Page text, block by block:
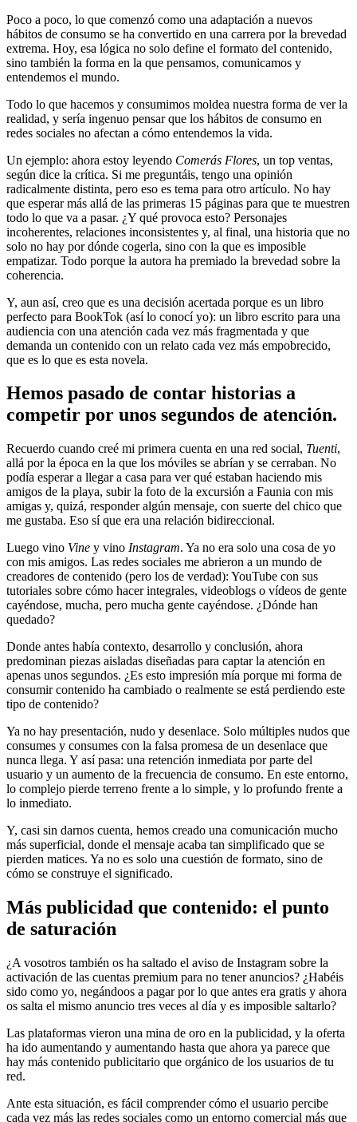
Poco a poco, lo que comenzó como una adaptación a nuevos
hábitos de consumo se ha convertido en una carrera por la brevedad
extrema. Hoy, esa lógica no solo define el formato del contenido,
sino también la forma en la que pensamos, comunicamos y
entendemos el mundo.
Todo lo que hacemos y consumimos moldea nuestra forma de ver la
realidad, y sería ingenuo pensar que los hábitos de consumo en
redes sociales no afectan a cómo entendemos la vida.
Un ejemplo: ahora estoy leyendo Comerás Flores, un top ventas,
según dice la crítica. Si me preguntáis, tengo una opinión
radicalmente distinta, pero eso es tema para otro artículo. No hay
que esperar más allá de las primeras 15 páginas para que te muestren
todo lo que va a pasar. ¿Y qué provoca esto? Personajes
incoherentes, relaciones inconsistentes y, al final, una historia que no
solo no hay por dónde cogerla, sino con la que es imposible
empatizar. Todo porque la autora ha premiado la brevedad sobre la
coherencia.
Y, aun así, creo que es una decisión acertada porque es un libro
perfecto para BookTok (así lo conocí yo): un libro escrito para una
audiencia con una atención cada vez más fragmentada y que
demanda un contenido con un relato cada vez más empobrecido,
que es lo que es esta novela.
Hemos pasado de contar historias a
competir por unos segundos de atención.
Recuerdo cuando creé mi primera cuenta en una red social, Tuenti,
allá por la época en la que los móviles se abrían y se cerraban. No
podía esperar a llegar a casa para ver qué estaban haciendo mis
amigos de la playa, subir la foto de la excursión a Faunia con mis
amigas y, quizá, responder algún mensaje, con suerte del chico que
me gustaba. Eso sí que era una relación bidireccional.
Luego vino Vine y vino Instagram. Ya no era solo una cosa de yo
con mis amigos. Las redes sociales me abrieron a un mundo de
creadores de contenido (pero los de verdad): YouTube con sus
tutoriales sobre cómo hacer integrales, videoblogs o vídeos de gente
cayéndose, mucha, pero mucha gente cayéndose. ¿Dónde han
quedado?
Donde antes había contexto, desarrollo y conclusión, ahora
predominan piezas aisladas diseñadas para captar la atención en
apenas unos segundos. ¿Es esto impresión mía porque mi forma de
consumir contenido ha cambiado o realmente se está perdiendo este
tipo de contenido?
Ya no hay presentación, nudo y desenlace. Solo múltiples nudos que
consumes y consumes con la falsa promesa de un desenlace que
nunca llega. Y así pasa: una retención inmediata por parte del
usuario y un aumento de la frecuencia de consumo. En este entorno,
lo complejo pierde terreno frente a lo simple, y lo profundo frente a
lo inmediato.
Y, casi sin darnos cuenta, hemos creado una comunicación mucho
más superficial, donde el mensaje acaba tan simplificado que se
pierden matices. Ya no es solo una cuestión de formato, sino de
cómo se construye el significado.
Más publicidad que contenido: el punto
de saturación
¿A vosotros también os ha saltado el aviso de Instagram sobre la
activación de las cuentas premium para no tener anuncios? ¿Habéis
sido como yo, negándoos a pagar por lo que antes era gratis y ahora
os salta el mismo anuncio tres veces al día y es imposible saltarlo?
Las plataformas vieron una mina de oro en la publicidad, y la oferta
ha ido aumentando y aumentando hasta que ahora ya parece que
hay más contenido publicitario que orgánico de los usuarios de tu
red.
Ante esta situación, es fácil comprender cómo el usuario percibe
cada vez más las redes sociales como un entorno comercial más que